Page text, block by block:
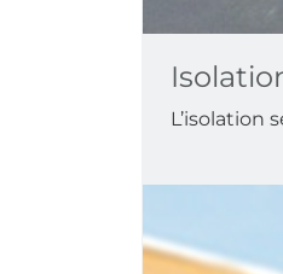
L’isolation